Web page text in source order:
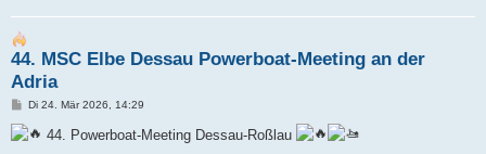
44. MSC Elbe Dessau Powerboat-Meeting an der
Adria
B
i
t
Di 24. Mär 2026, 14:29
44. Powerboat-Meeting Dessau-Roßlau